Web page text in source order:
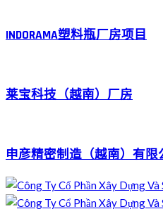
INDORAMA塑料瓶厂房项目
莱宝科技（越南）厂房
申彦精密制造（越南）有限